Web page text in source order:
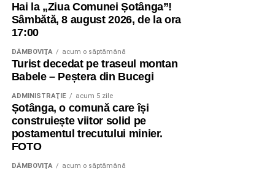
Hai la „Ziua Comunei Șotânga”!
Sâmbătă, 8 august 2026, de la ora
17:00
DÂMBOVIŢA acum o săptămână
Turist decedat pe traseul montan
Babele – Peștera din Bucegi
ADMINISTRAŢIE acum 5 zile
Șotânga, o comună care își
construiește viitor solid pe
postamentul trecutului minier.
FOTO
DÂMBOVIŢA acum o săptămână